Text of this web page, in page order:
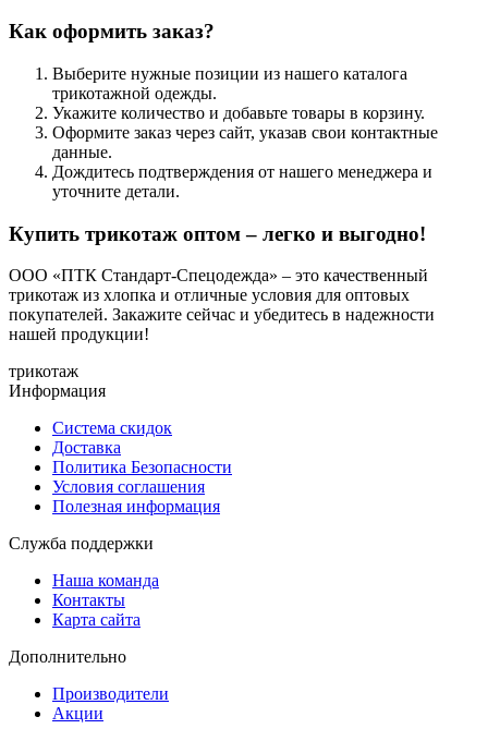
Как оформить заказ?
Выберите нужные позиции из нашего каталога
трикотажной одежды.
Укажите количество и добавьте товары в корзину.
Оформите заказ через сайт, указав свои контактные
данные.
Дождитесь подтверждения от нашего менеджера и
уточните детали.
Купить трикотаж оптом – легко и выгодно!
ООО «ПТК Стандарт-Спецодежда» – это качественный
трикотаж из хлопка и отличные условия для оптовых
покупателей. Закажите сейчас и убедитесь в надежности
нашей продукции!
трикотаж
Информация
Система скидок
Доставка
Политика Безопасности
Условия соглашения
Полезная информация
Служба поддержки
Наша команда
Контакты
Карта сайта
Дополнительно
Производители
Акции